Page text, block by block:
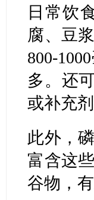
日常饮
腐、豆
800-
多。还
或补充
此外，
富含这
谷物，